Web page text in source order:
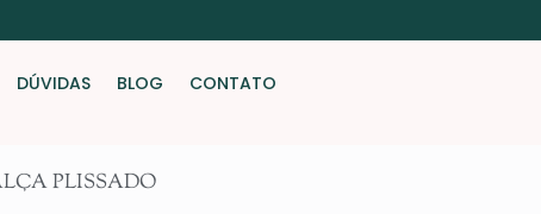
DÚVIDAS BLOG CONTATO
PLISSADO